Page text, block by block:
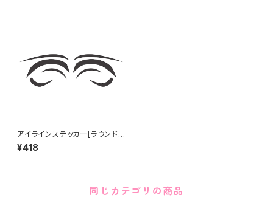
アイラインステッカー[ラウンド
小] Eye line sticker ROUND
small
¥418
同じカテゴリの商品